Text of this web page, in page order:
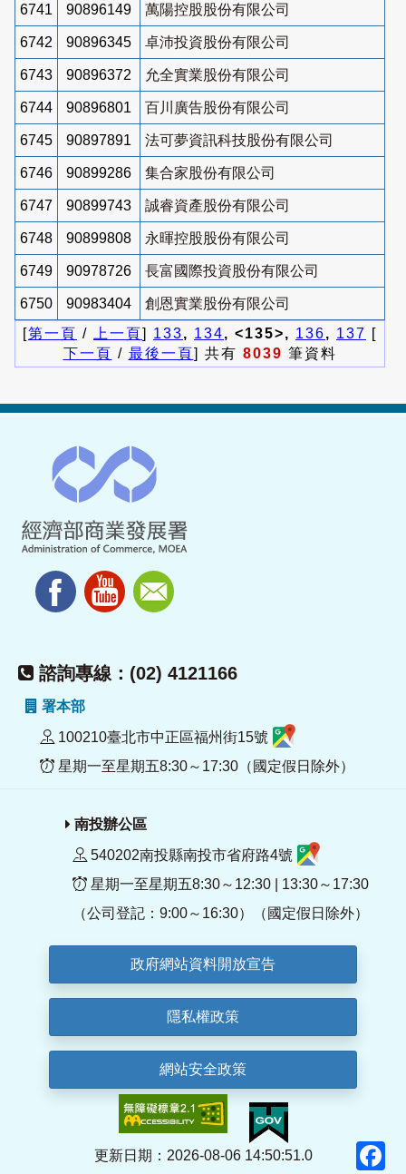
6741 90896149 萬陽控股股份有限公司
6742 90896345 卓沛投資股份有限公司
6743 90896372 允全實業股份有限公司
6744 90896801 百川廣告股份有限公司
6745 90897891 法可夢資訊科技股份有限公司
6746 90899286 集合家股份有限公司
6747 90899743 誠睿資產股份有限公司
6748 90899808 永暉控股股份有限公司
6749 90978726 長富國際投資股份有限公司
6750 90983404
創恩實業股份有限公司
[第一頁 / 上一頁] 133, 134, <135>, 136, 137 [
下一頁 / 最後一頁] 共有 8039 筆資料
諮詢專線：(02) 4121166
署本部
100210臺北市中正區福州街15號
星期一至星期五8:30～17:30（國定假日除外）
南投辦公區
540202南投縣南投市省府路4號
星期一至星期五8:30～12:30 | 13:30～17:30
（公司登記：9:00～16:30）（國定假日除外）
政府網站資料開放宣告
隱私權政策
網站安全政策
更新日期：2026-08-06 14:50:51.0